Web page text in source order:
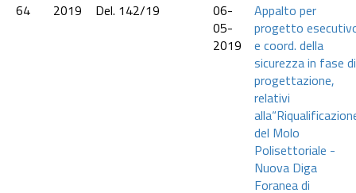
64
2019 Del. 142/19
06-
05-
2019
Appalto per
progetto
e coord. della
sicurezza in fase di
progettazione,
relativi
del Molo
Polisettoriale -
Nuova Diga
Foranea di